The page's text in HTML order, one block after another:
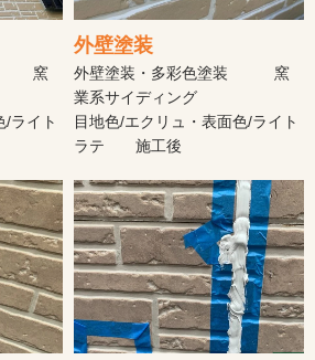
装 窯
/ライト
外壁塗装
外壁塗装・多彩色塗装 窯
業系サイディング
目地色/エクリュ・表面色/ライト
ラテ 施工後